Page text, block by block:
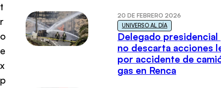
t
r
o
e
x
p
20 DE FEBRERO 2026
UNIVERSO AL DÍA
Delegado presidencial
no descarta acciones
por accidente de
gas en Renca